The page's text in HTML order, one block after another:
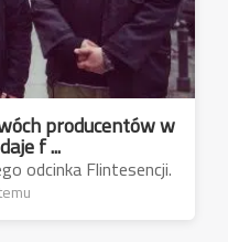
producentów w
f ...
odcinka Flintesencji.